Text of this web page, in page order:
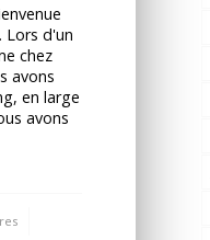
Lors d'un
chez
avons
en large
avons